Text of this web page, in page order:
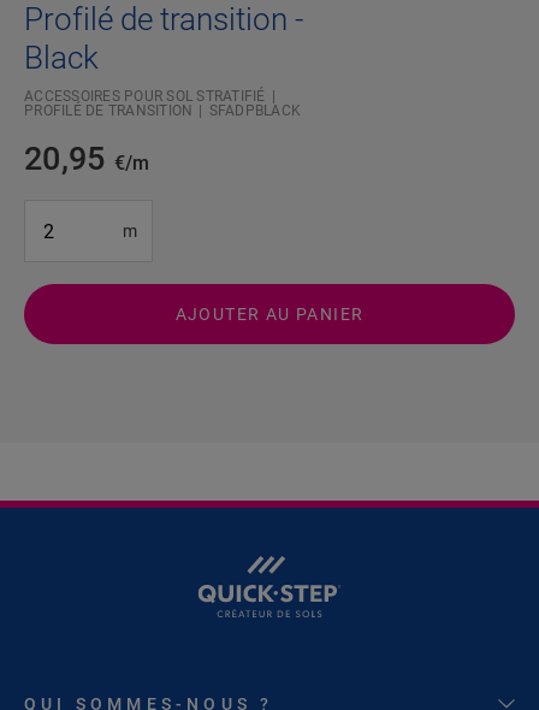
Profilé de transition -
Black
ACCESSOIRES POUR SOL STRATIFIÉ
PROFILÉ DE TRANSITION
SFADPBLACK
20,95 €/m
m
AJOUTER AU PANIER
QUI SOMMES-NOUS ?